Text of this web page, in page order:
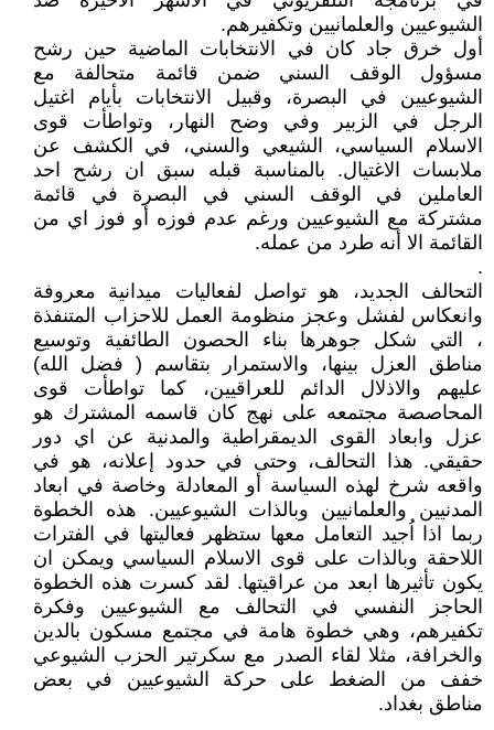
الشيوعيين والعلمانيين وتكفيرهم.
أول خرق جاد كان في الانتخابات الماضية حين رشح
مسؤول الوقف السني ضمن قائمة متحالفة مع
الشيوعيين في البصرة، وقبيل الانتخابات بأيام اغتيل
الرجل في الزبير وفي وضح النهار، وتواطأت قوى
الاسلام السياسي، الشيعي والسني، في الكشف عن
ملابسات الاغتيال. بالمناسبة قبله سبق ان رشح احد
العاملين في الوقف السني في البصرة في قائمة
مشتركة مع الشيوعيين ورغم عدم فوزه أو فوز اي من
القائمة الا أنه طرد من عمله.
.
التحالف الجديد، هو تواصل لفعاليات ميدانية معروفة
وانعكاس لفشل وعجز منظومة العمل للاحزاب المتنفذة
، التي شكل جوهرها بناء الحصون الطائفية وتوسيع
مناطق العزل بينها، والاستمرار بتقاسم ( فضل الله)
عليهم والاذلال الدائم للعراقيين، كما تواطأت قوى
المحاصصة مجتمعه على نهج كان قاسمه المشترك هو
عزل وابعاد القوى الديمقراطية والمدنية عن اي دور
حقيقي. هذا التحالف، وحتى في حدود إعلانه، هو في
واقعه شرخ لهذه السياسة أو المعادلة وخاصة في ابعاد
المدنيين والعلمانيين وبالذات الشيوعيين. هذه الخطوة
ربما اذا اُجيد التعامل معها ستظهر فعاليتها في الفترات
اللاحقة وبالذات على قوى الاسلام السياسي ويمكن ان
يكون تأثيرها ابعد من عراقيتها. لقد كسرت هذه الخطوة
الحاجز النفسي في التحالف مع الشيوعيين وفكرة
تكفيرهم، وهي خطوة هامة في مجتمع مسكون بالدين
والخرافة، مثلا لقاء الصدر مع سكرتير الحزب الشيوعي
خفف من الضغط على حركة الشيوعيين في بعض
مناطق بغداد.